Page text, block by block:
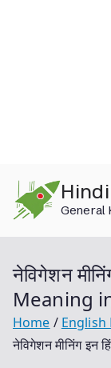
content
General
नेविगेशन
Meaning
Home
नेविगेशन मीनिंग